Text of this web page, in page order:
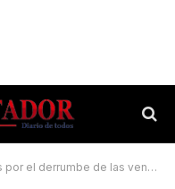
el derrumbe de las ventas